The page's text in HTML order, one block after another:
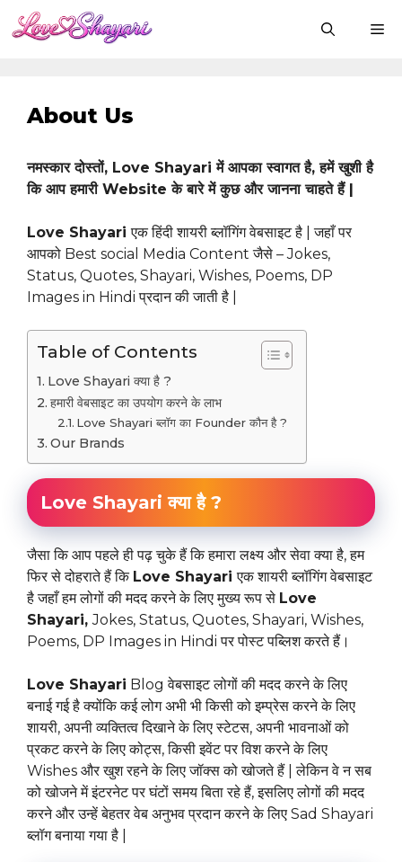
to
About Us
नमस्कार दोस्तों, Love Shayari में आपका स्वागत है, हमें खुशी है
कि आप हमारी Website के बारे में कुछ और जानना चाहते हैं |
Love Shayariएक हिंदी शायरी ब्लॉगिंग वेबसाइट है | जहाँ पर
आपको Best social Media Content जैसे – Jokes,
Status, Quotes, Shayari, Wishes, Poems, DP
Images in Hindi प्रदान की जाती है |
Table of Contents
Love Shayari क्या है ?
हमारी वेबसाइट का उपयोग करने के लाभ
Love Shayari ब्लॉग का Founder कौन है ?
Our Brands
Love Shayari क्या है ?
जैसा कि आप पहले ही पढ़ चुके हैं कि हमारा लक्ष्य और सेवा क्या है, हम
फिर से दोहराते हैं कि Love Shayariएक शायरी ब्लॉगिंग वेबसाइट
है जहाँ हम लोगों की मदद करने के लिए मुख्य रूप से Love
Shayari,Jokes, Status, Quotes, Shayari, Wishes,
Poems, DP Images in Hindi पर पोस्ट पब्लिश करते हैं।
Love Shayari Blog वेबसाइट लोगों की मदद करने के लिए
बनाई गई है क्योंकि कई लोग अभी भी किसी को इम्प्रेस करने के लिए
शायरी, अपनी व्यक्तित्व दिखाने के लिए स्टेटस, अपनी भावनाओं को
प्रकट करने के लिए कोट्स, किसी इवेंट पर विश करने के लिए
Wishes और खुश रहने के लिए जॉक्स को खोजते हैं | लेकिन वे न सब
को खोजने में इंटरनेट पर घंटों समय बिता रहे हैं, इसलिए लोगों की मदद
करने और उन्हें बेहतर वेब अनुभव प्रदान करने के लिए Sad Shayari
ब्लॉग बनाया गया है |